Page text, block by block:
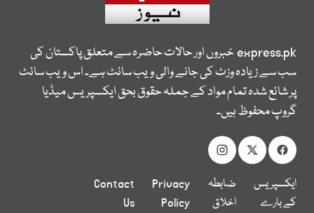
express.pkخبروں اور حالات حاضرہ سے متعلق پاکستان کی
سب سے زیادہ وزٹ کی جانے والی ویب سائٹ ہے۔ اس ویب سائٹ
پر شائع شدہ تمام مواد کے جملہ حقوق بحق ایکسپریس میڈیا
گروپ محفوظ ہیں۔
ایکسپریس
کے بارے
ضابطہ
اخلاق
Privacy
Policy
Contact
Us